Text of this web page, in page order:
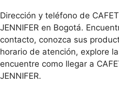
Dirección y teléfono de
JENNIFER en Bogotá.
contacto, conozca sus
horario de atención, explore
encuentre como llegar a
JENNIFER.